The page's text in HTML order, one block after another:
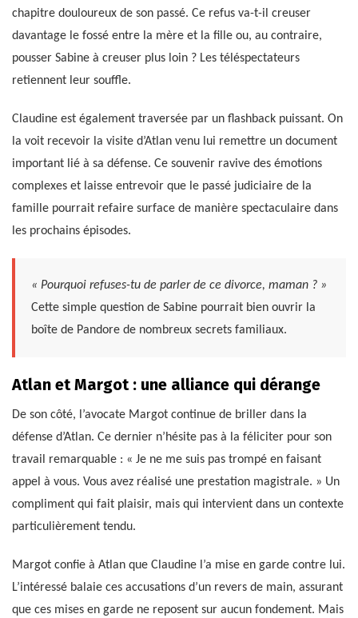
chapitre douloureux de son passé. Ce refus va-t-il creuser
davantage le fossé entre la mère et la fille ou, au contraire,
pousser Sabine à creuser plus loin ? Les téléspectateurs
retiennent leur souffle.
Claudine est également traversée par un flashback puissant. On
la voit recevoir la visite d’Atlan venu lui remettre un document
important lié à sa défense. Ce souvenir ravive des émotions
complexes et laisse entrevoir que le passé judiciaire de la
famille pourrait refaire surface de manière spectaculaire dans
les prochains épisodes.
« Pourquoi refuses-tu de parler de ce divorce, maman ? »
Cette simple question de Sabine pourrait bien ouvrir la
boîte de Pandore de nombreux secrets familiaux.
Atlan et Margot : une alliance qui dérange
De son côté, l’avocate Margot continue de briller dans la
défense d’Atlan. Ce dernier n’hésite pas à la féliciter pour son
travail remarquable : « Je ne me suis pas trompé en faisant
appel à vous. Vous avez réalisé une prestation magistrale. » Un
compliment qui fait plaisir, mais qui intervient dans un contexte
particulièrement tendu.
Margot confie à Atlan que Claudine l’a mise en garde contre lui.
L’intéressé balaie ces accusations d’un revers de main, assurant
que ces mises en garde ne reposent sur aucun fondement. Mais